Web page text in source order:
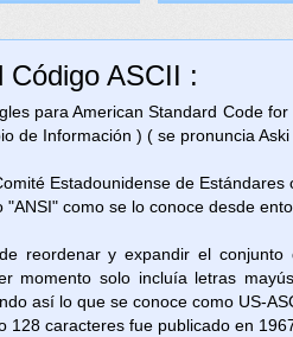
Código ASCII :
para American Standard Code
de Información ) ( se pronuncia Aski
Estadounidense de
como se lo conoce desde
reordenar y expandir el
momento solo incluía letras
así lo que se conoce como US-
128 caracteres fue publicado en